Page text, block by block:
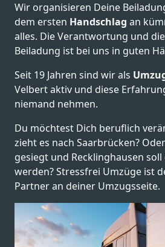
Wir organisieren Deine
dem ersten Handschlag an
alles. Die Verantwortung und
Beiladung ist bei uns in guten
Seit 19 Jahren sind wir als
Velbert aktiv und diese
niemand nehmen.
Du möchtest Dich beruflich
zieht es nach Saarbrücken?
gesiegt und Recklinghausen
werden? Stressfrei Umzüge ist
Partner an deiner Umzugsseite.